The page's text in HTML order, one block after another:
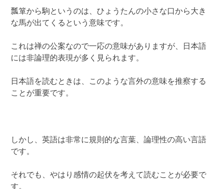
瓢箪から駒というのは、ひょうたんの小さな口から大き
な馬が出てくるという意味です。
これは禅の公案なので一応の意味がありますが、日本語
には非論理的表現が多く見られます。
日本語を読むときは、このような言外の意味を推察する
ことが重要です。
しかし、英語は非常に規則的な言葉、論理性の高い言語
です。
それでも、やはり感情の起伏を考えて読むことが必要で
す。